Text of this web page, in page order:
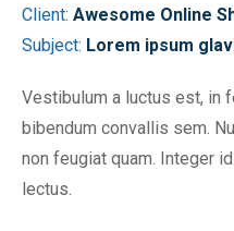
Client: Awesome Online
Subject: Lorem ipsum
Vestibulum a luctus est, in
bibendum convallis sem.
non feugiat quam. Integer
lectus.